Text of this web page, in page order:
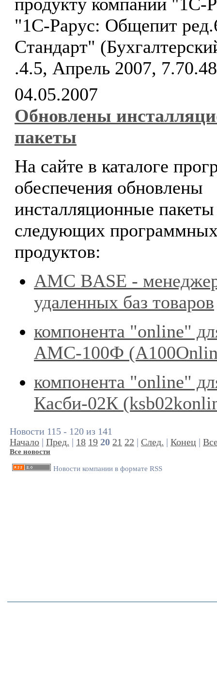
"1С-Рарус: Общепит
Стандарт"
.4.5, Апрель 2007,
04.05.2007
Обновлены
пакеты
На сайте в каталоге
обеспечения обновлены
инсталляционные пакеты
следующих
продуктов:
AMC BASE -
удаленных баз товаров
компонента "online"
АМС-100Ф
компонента "online"
Касби-02К
Новости 115 - 120 из 141
Начало
Пред. 18 19 20 21 22 След. Конец
Все новости
Новости компании в формате RSS